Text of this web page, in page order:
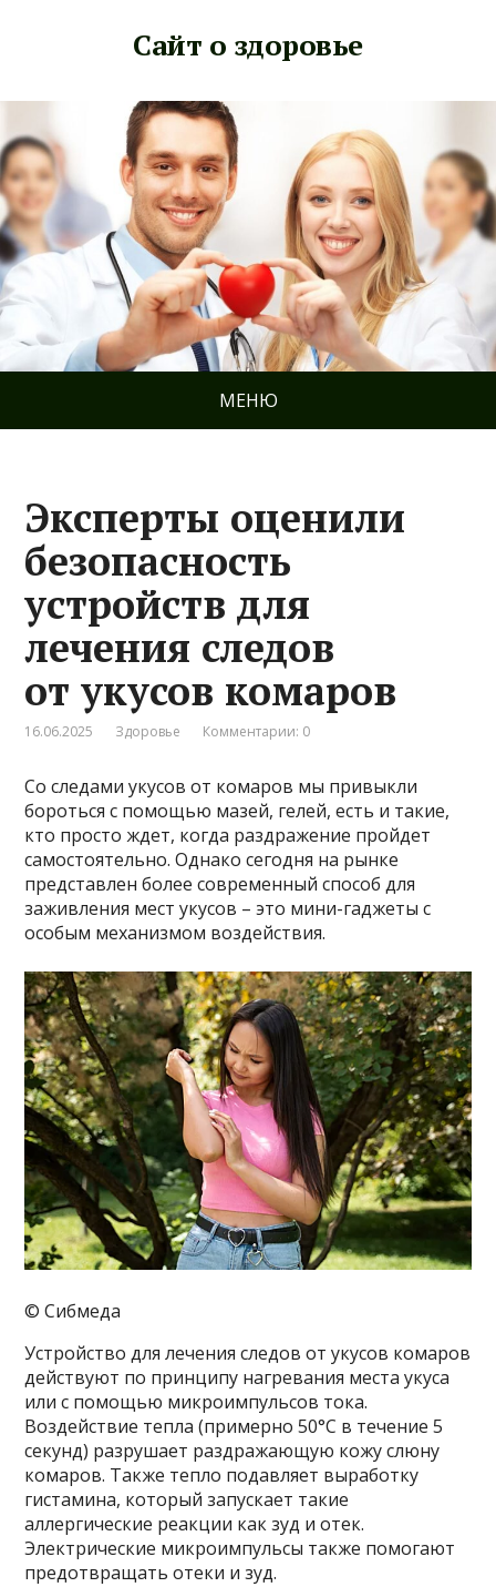
Сайт о здоровье
МЕНЮ
Эксперты оценили
безопасность
устройств для
лечения следов
от укусов комаров
16.06.2025 Здоровье Комментарии: 0
Со следами укусов от комаров мы привыкли
бороться с помощью мазей, гелей, есть и такие,
кто просто ждет, когда раздражение пройдет
самостоятельно. Однако сегодня на рынке
представлен более современный способ для
заживления мест укусов – это мини-гаджеты с
особым механизмом воздействия.
© Сибмеда
Устройство для лечения следов от укусов комаров
действуют по принципу нагревания места укуса
или с помощью микроимпульсов тока.
Воздействие тепла (примерно 50°C в течение 5
секунд) разрушает раздражающую кожу слюну
комаров. Также тепло подавляет выработку
гистамина, который запускает такие
аллергические реакции как зуд и отек.
Электрические микроимпульсы также помогают
предотвращать отеки и зуд.